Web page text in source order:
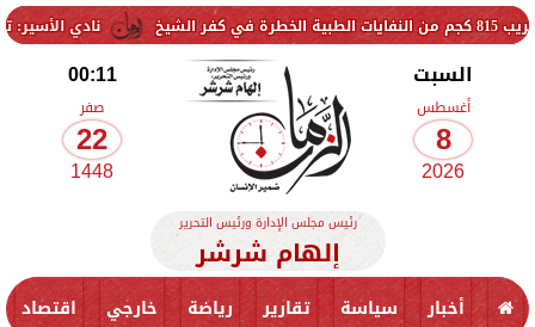
نادي الأسير: تمديد منع
السبت
أغسطس
8
2026
00:11
صفر
22
1448
رئيس مجلس الإدارة ورئيس التحرير
إلهام شرشر
أخبار سياسة تقارير رياضة خارجي اقتصاد